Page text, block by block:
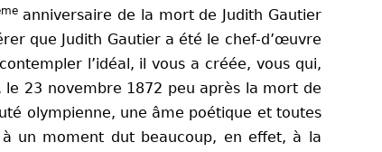
anniversaire de la mort de Judith Gautier
que Judith Gautier a été le chef-d’œuvre
l’idéal, il vous a créée, vous qui,
le 23 novembre 1872 peu après la mort de
olympienne, une âme poétique et toutes
un moment dut beaucoup, en effet, à la